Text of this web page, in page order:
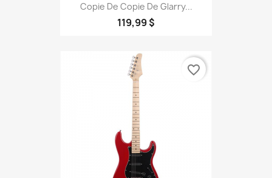
Copie De Copie De Glarry...
119,99 $
favorite_border